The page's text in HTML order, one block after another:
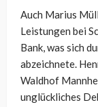
Auch Marius
Leistungen bei
Bank, was sich
abzeichnete.
Waldhof
unglückliches